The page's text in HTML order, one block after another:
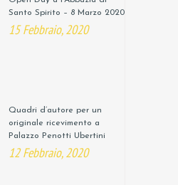
Santo Spirito – 8 Marzo 2020
15 Febbraio, 2020
Quadri d’autore per un
originale ricevimento a
Palazzo Penotti Ubertini
12 Febbraio, 2020